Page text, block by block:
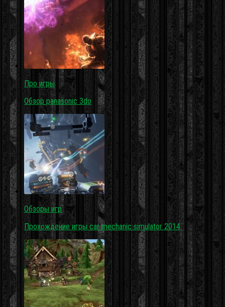
Про игры
Обзор panasonic 3do
Обзоры игр
Прохождение игры car mechanic simulator 2014